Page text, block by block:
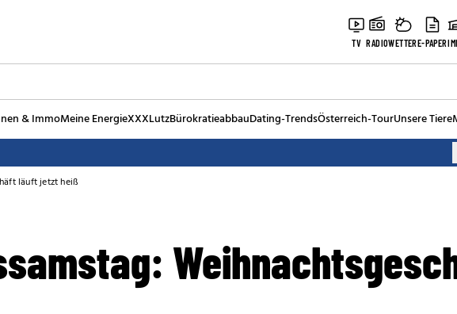
TV RADIOWETTERE-PAPER
& ImmoMeine EnergieXXXLutzBürokratieabbauDating-TrendsÖsterreich-TourUnsere Tiere
läuft jetzt heiß